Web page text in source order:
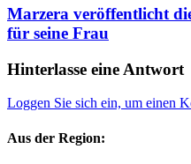
Marzera veröffentlicht
für seine Frau
Hinterlasse eine Antwort
Loggen Sie sich ein, um einen
Aus der Region: